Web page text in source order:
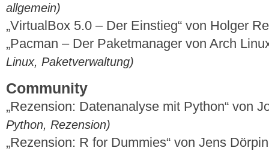
allgemein)
„VirtualBox 5.0 – Der Einstieg“ von Holger
„Pacman – Der Paketmanager von Arch
Linux, Paketverwaltung)
Community
„Rezension: Datenanalyse mit Python“ von
Python, Rezension)
„Rezension: R for Dummies“ von Jens